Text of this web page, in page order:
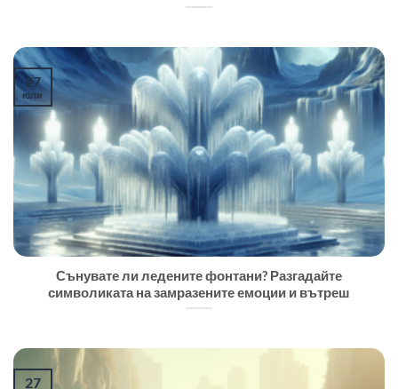
Сънувате ли ледените фонтани? Разгадайте
символиката на замразените емоции и вътреш
27
юли
27